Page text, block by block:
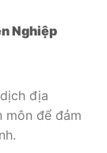
Nghiệp
địa
môn để đảm